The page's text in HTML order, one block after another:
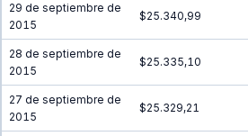
29 de septiembre de
2015
$25.340,99
28 de septiembre de
2015
$25.335,10
27 de septiembre de
2015
$25.329,21